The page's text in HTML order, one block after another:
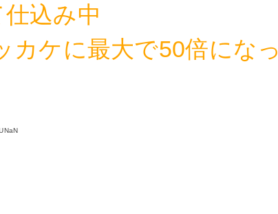
込み中
カケに最大で50倍になっ